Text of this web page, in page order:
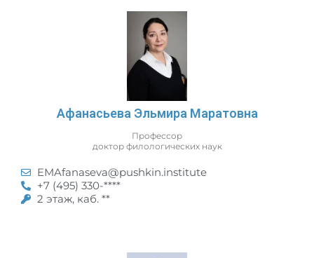
Афанасьева Эльмира Маратовна
Профессор
доктор филологических наук
EMAfanaseva@pushkin.institute
+7 (495) 330-****
2 этаж, каб. **